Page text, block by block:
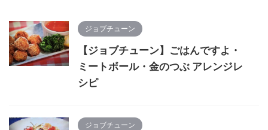
ジョブチューン
【ジョブチューン】ごはんですよ・
ミートボール・金のつぶ アレンジレ
シピ
ジョブチューン